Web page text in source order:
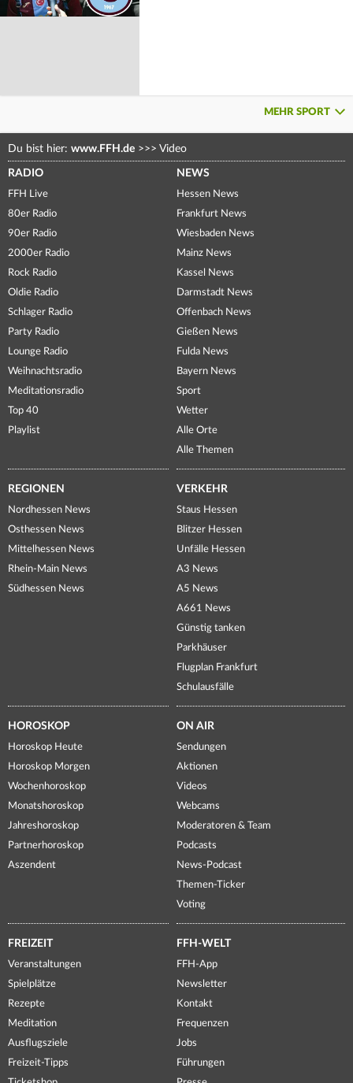
MEHR SPORT
Du bist hier: www.FFH.de >>> Video
RADIO
FFH Live
80er Radio
90er Radio
2000er Radio
Rock Radio
Oldie Radio
Schlager Radio
Party Radio
Lounge Radio
Weihnachtsradio
Meditationsradio
Top 40
Playlist
NEWS
Hessen News
Frankfurt News
Wiesbaden News
Mainz News
Kassel News
Darmstadt News
Offenbach News
Gießen News
Fulda News
Bayern News
Sport
Wetter
Alle Orte
Alle Themen
REGIONEN
Nordhessen News
Osthessen News
Mittelhessen News
Rhein-Main News
Südhessen News
VERKEHR
Staus Hessen
Blitzer Hessen
Unfälle Hessen
A3 News
A5 News
A661 News
Günstig tanken
Parkhäuser
Flugplan Frankfurt
Schulausfälle
HOROSKOP
Horoskop Heute
Horoskop Morgen
Wochenhoroskop
Monatshoroskop
Jahreshoroskop
Partnerhoroskop
Aszendent
ON AIR
Sendungen
Aktionen
Videos
Webcams
Moderatoren & Team
Podcasts
News-Podcast
Themen-Ticker
Voting
FREIZEIT
Veranstaltungen
Spielplätze
Rezepte
Meditation
Ausflugsziele
Freizeit-Tipps
FFH-WELT
FFH-App
Newsletter
Kontakt
Frequenzen
Jobs
Führungen